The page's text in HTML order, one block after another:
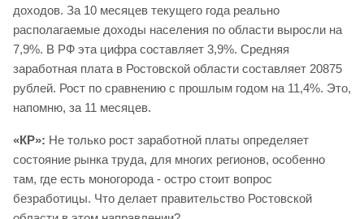
доходов. За 10 месяцев текущего года реально
располагаемые доходы населения по области выросли на
7,9%. В РФ эта цифра составляет 3,9%. Средняя
заработная плата в Ростовской области составляет 20875
рублей. Рост по сравнению с прошлым годом на 11,4%. Это,
напомню, за 11 месяцев.
«КР»: Не только рост заработной платы определяет
состояние рынка труда, для многих регионов, особенно
там, где есть моногорода - остро стоит вопрос
безработицы. Что делает правительство Ростовской